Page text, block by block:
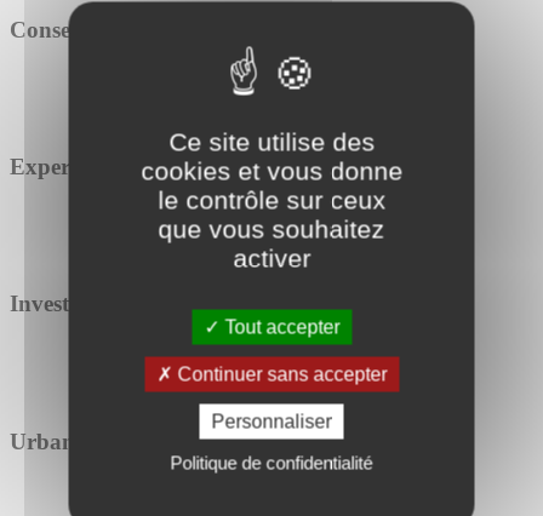
Ce site utilise des
cookies et vous donne
le contrôle sur ceux
que vous souhaitez
activer
Tout accepter
Continuer sans accepter
Personnaliser
Politique de confidentialité
Conseil
Expertise
Investissement
Urbanisme